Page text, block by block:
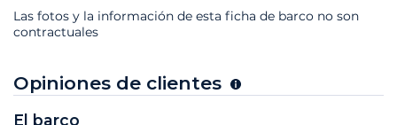
Las fotos y la información de esta ficha de barco no son
contractuales
Opiniones de clientes
El barco